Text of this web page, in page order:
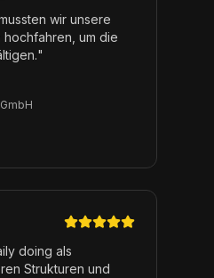
wir unsere
um die
"
doing als
Strukturen und